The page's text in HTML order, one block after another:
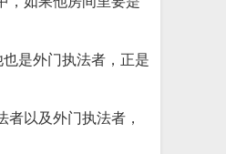
是外门执法者，正是
以及外门执法者，